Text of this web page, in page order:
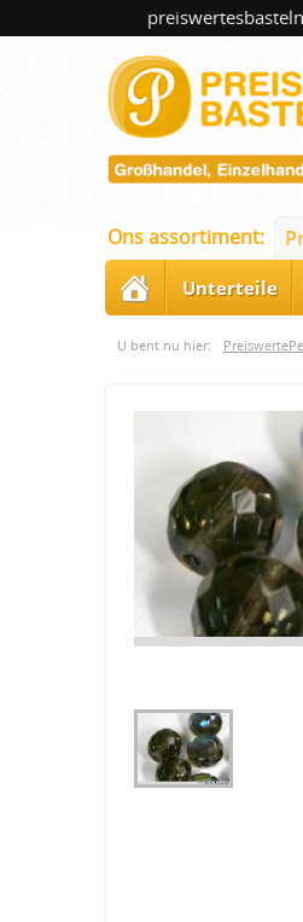
Ons assortiment:
Unterteile
U bent nu hier: